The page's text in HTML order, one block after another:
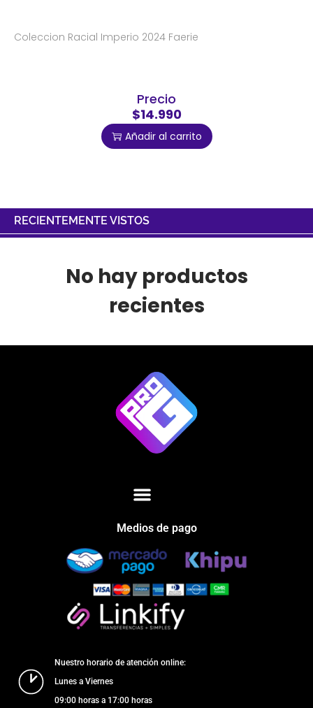
Coleccion Racial Imperio 2024 Faerie
Precio
$14.990
Añadir al carrito
RECIENTEMENTE VISTOS
No hay productos
recientes
Medios de pago
Nuestro horario de atención online:
Lunes a Viernes
09:00 horas a 17:00 horas